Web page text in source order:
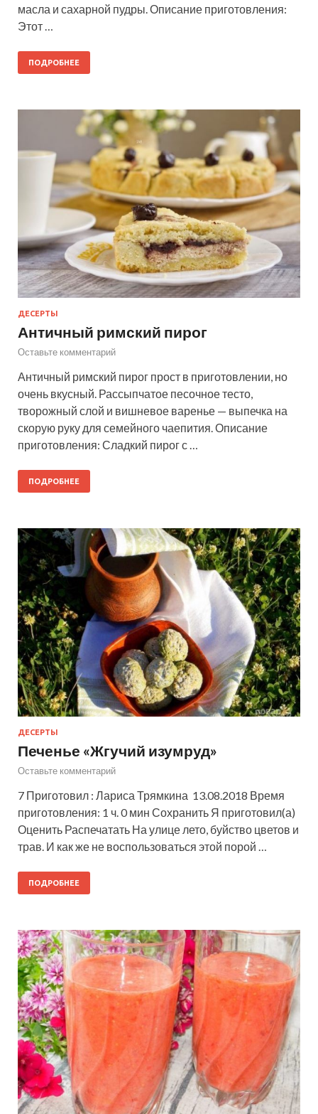
масла и сахарной пудры. Описание приготовления:
Этот …
ПОДРОБНЕЕ
ДЕСЕРТЫ
Античный римский пирог
Оставьте комментарий
Античный римский пирог прост в приготовлении, но
очень вкусный. Рассыпчатое песочное тесто,
творожный слой и вишневое варенье — выпечка на
скорую руку для семейного чаепития. Описание
приготовления: Сладкий пирог с …
ПОДРОБНЕЕ
ДЕСЕРТЫ
Печенье «Жгучий изумруд»
Оставьте комментарий
7 Приготовил : Лариса Трямкина 13.08.2018 Время
приготовления: 1 ч. 0 мин Сохранить Я приготовил(а)
Оценить Распечатать На улице лето, буйство цветов и
трав. И как же не воспользоваться этой порой …
ПОДРОБНЕЕ